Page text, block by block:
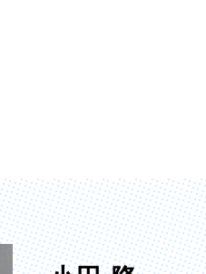
メディア表現学部
メディア表現学科